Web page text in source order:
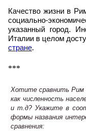
Качество жизни в
социально-
указанный город.
Италии в целом
стране.
***
Хотите сравнить Рим
как численность
и т.д? Укажите в
формы названия
сравнения: